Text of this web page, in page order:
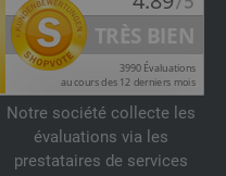
Notre société collecte les
évaluations via les
prestataires de services